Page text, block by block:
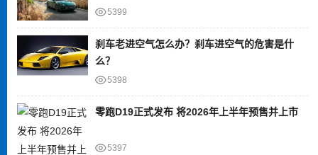
5399
刹车老进空气怎么办？刹车进空气的危害是什
么？
5398
零跑D19正式发布 将2026年上半年预售并上市
5397